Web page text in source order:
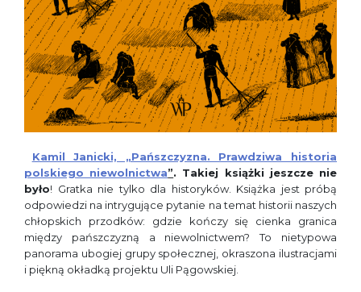
Kamil Janicki, „Pańszczyzna. Prawdziwa historia
polskiego niewolnictwa”. Takiej książki jeszcze nie
było! Gratka nie tylko dla historyków. Książka jest próbą
odpowiedzi na intrygujące pytanie na temat historii naszych
chłopskich przodków: gdzie kończy się cienka granica
między pańszczyzną a niewolnictwem? To nietypowa
panorama ubogiej grupy społecznej, okraszona ilustracjami
i piękną okładką projektu Uli Pągowskiej.